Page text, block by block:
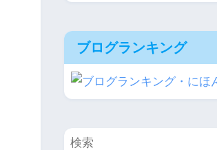
ブログランキング